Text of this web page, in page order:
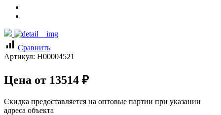
signal_cellular_alt Сравнить
Артикул: Н00004521
Цена от 13514 ₽
Скидка предоставляется на оптовые партии при указании
адреса объекта